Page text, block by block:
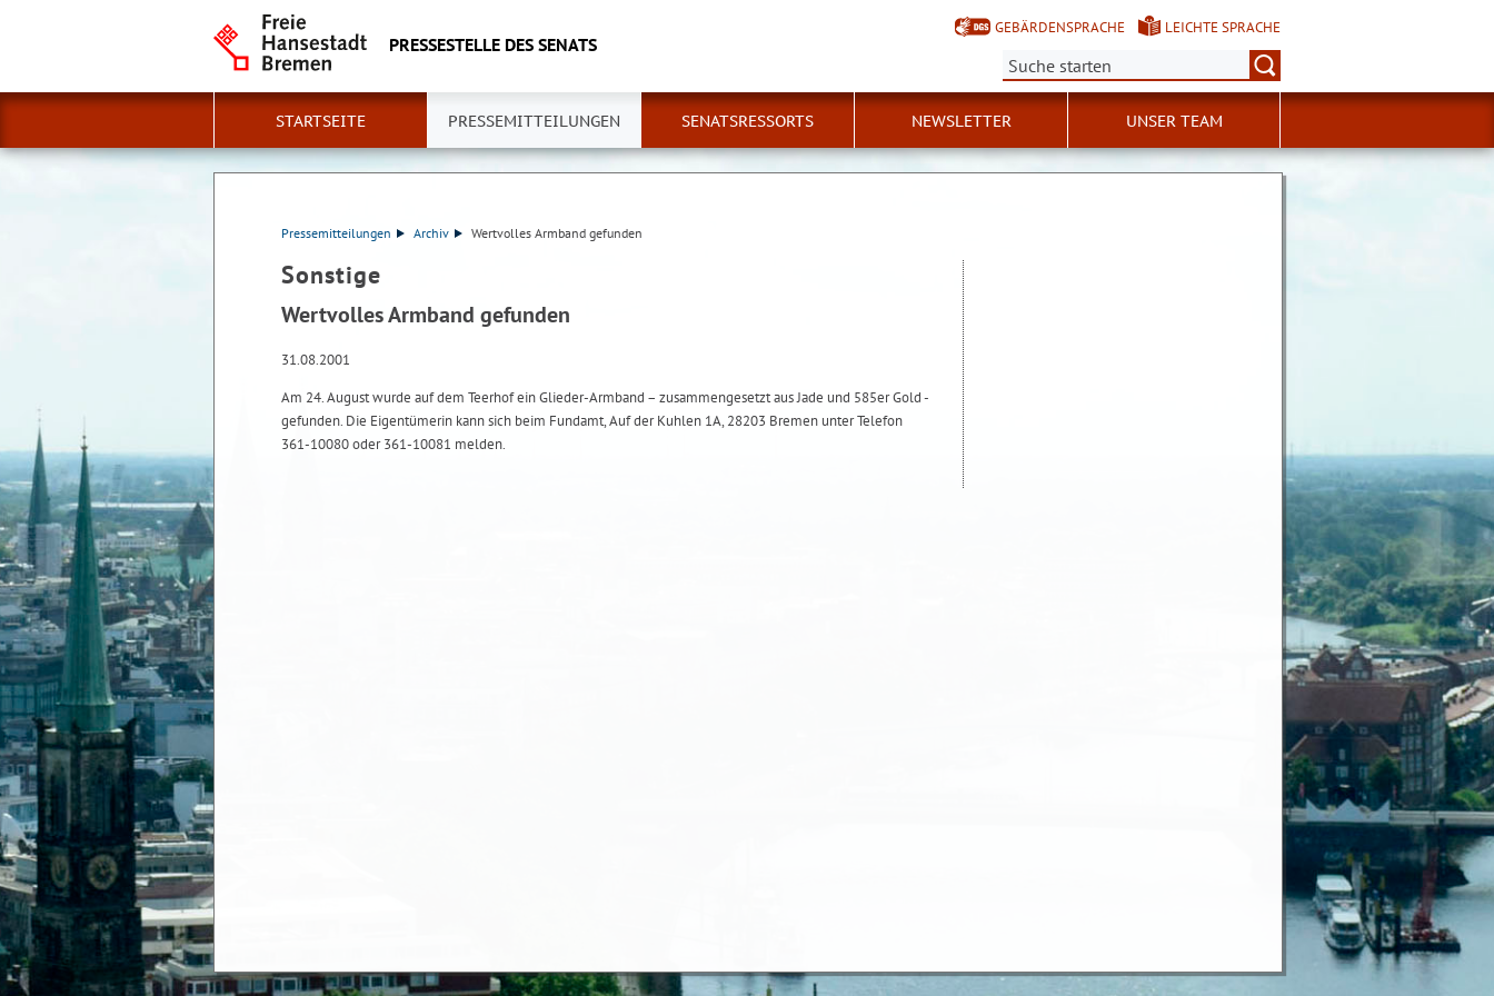
PRESSESTELLE DES SENATS
GEBÄRDENSPRACHE
LEICHTE SPRACHE
Suche:
STARTSEITE PRESSEMITTEILUNGEN SENATSRESSORTS NEWSLETTER UNSER TEAM
Pressemitteilungen Archiv Wertvolles Armband gefunden
Sonstige
Wertvolles Armband gefunden
31.08.2001
Am 24. August wurde auf dem Teerhof ein Glieder-Armband – zusammengesetzt aus Jade und 585er Gold -
gefunden. Die Eigentümerin kann sich beim Fundamt, Auf der Kuhlen 1A, 28203 Bremen unter Telefon
361-10080 oder 361-10081 melden.